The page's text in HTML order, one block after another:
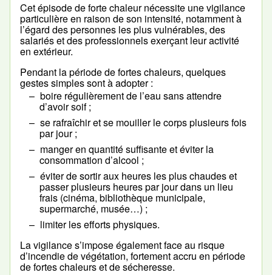
Cet épisode de forte chaleur nécessite une vigilance
particulière en raison de son intensité, notamment à
l’égard des personnes les plus vulnérables, des
salariés et des professionnels exerçant leur activité
en extérieur.
Pendant la période de fortes chaleurs, quelques
gestes simples sont à adopter :
boire régulièrement de l’eau sans attendre
d’avoir soif ;
se rafraîchir et se mouiller le corps plusieurs fois
par jour ;
manger en quantité suffisante et éviter la
consommation d’alcool ;
éviter de sortir aux heures les plus chaudes et
passer plusieurs heures par jour dans un lieu
frais (cinéma, bibliothèque municipale,
supermarché, musée…) ;
limiter les efforts physiques.
La vigilance s’impose également face au risque
d’incendie de végétation, fortement accru en période
de fortes chaleurs et de sécheresse.